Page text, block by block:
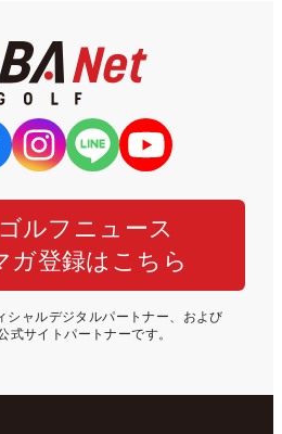
ルフニュース
ガ登録はこちら
シャルデジタルパートナー、および
式サイトパートナーです。